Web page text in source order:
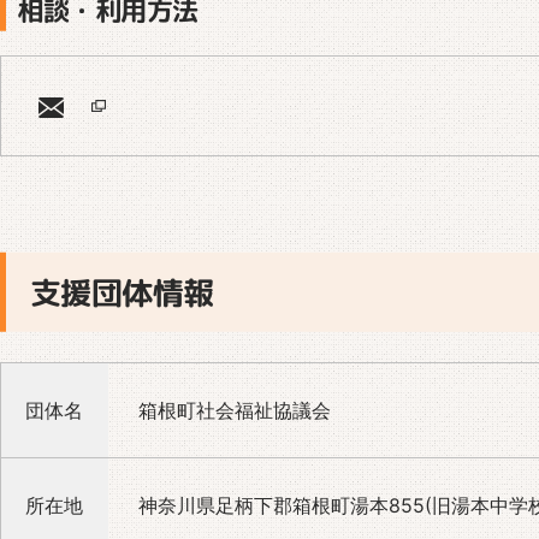
相談・利用方法
支援団体情報
団体名 箱根町社会福祉協議会
所在地 神奈川県足柄下郡箱根町湯本855(旧湯本中学